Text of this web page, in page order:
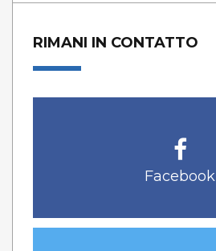
RIMANI IN CONTATTO
Facebook